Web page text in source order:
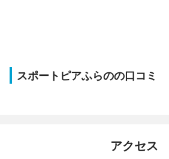
スポートピアふらのの口コミ
アクセス